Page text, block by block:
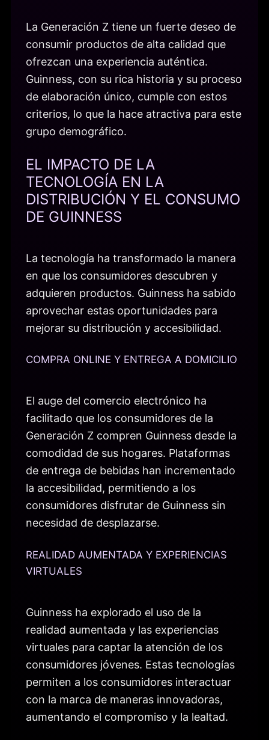
La Generación Z tiene un fuerte deseo de
consumir productos de alta calidad que
ofrezcan una experiencia auténtica.
Guinness, con su rica historia y su proceso
de elaboración único, cumple con estos
criterios, lo que la hace atractiva para este
grupo demográfico.
EL IMPACTO DE LA
TECNOLOGÍA EN LA
DISTRIBUCIÓN Y EL CONSUMO
DE GUINNESS
La tecnología ha transformado la manera
en que los consumidores descubren y
adquieren productos. Guinness ha sabido
aprovechar estas oportunidades para
mejorar su distribución y accesibilidad.
COMPRA ONLINE Y ENTREGA A DOMICILIO
El auge del comercio electrónico ha
facilitado que los consumidores de la
Generación Z compren Guinness desde la
comodidad de sus hogares. Plataformas
de entrega de bebidas han incrementado
la accesibilidad, permitiendo a los
consumidores disfrutar de Guinness sin
necesidad de desplazarse.
REALIDAD AUMENTADA Y EXPERIENCIAS
VIRTUALES
Guinness ha explorado el uso de la
realidad aumentada y las experiencias
virtuales para captar la atención de los
consumidores jóvenes. Estas tecnologías
permiten a los consumidores interactuar
con la marca de maneras innovadoras,
aumentando el compromiso y la lealtad.